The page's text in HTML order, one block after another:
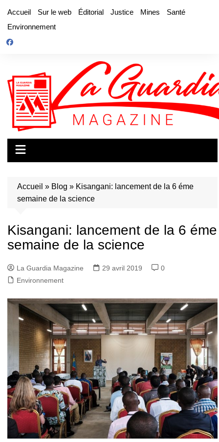
contenu
Accueil Sur le web Éditorial Justice Mines
Santé
Environnement
Accueil » Blog » Kisangani: lancement de la 6 éme
semaine de la science
Kisangani: lancement de la 6 éme
semaine de la science
La Guardia Magazine 29 avril 2019
0
Environnement